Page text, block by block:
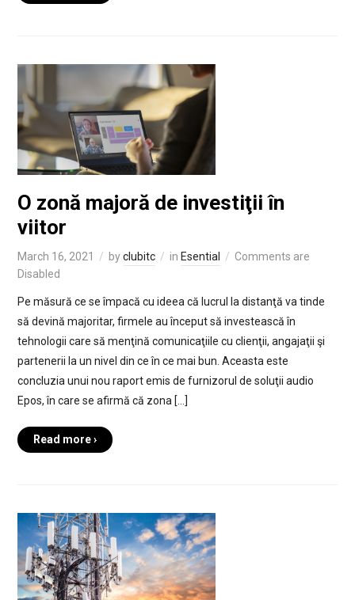
O zonă majoră de investiţii în
viitor
March 16, 2021 byclubitc in Esential
Comments are
Disabled
Pe măsură ce se împacă cu ideea că lucrul la distanţă va tinde
să devină majoritar, firmele au început să investească în
tehnologii care să menţină comunicaţiile cu clienţii, angajaţii şi
partenerii la un nivel din ce în ce mai bun. Aceasta este
concluzia unui nou raport emis de furnizorul de soluţii audio
Epos, în care se afirmă că zona […]
Read more ›